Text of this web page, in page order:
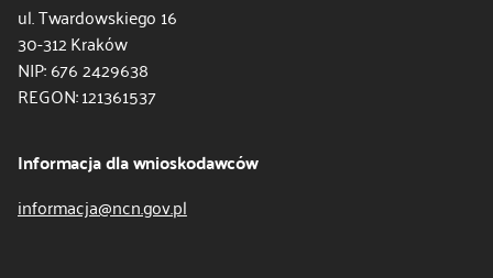
ul. Twardowskiego 16
30-312 Kraków
NIP: 676 2429638
REGON: 121361537
Informacja dla wnioskodawców
informacja@ncn.gov.pl